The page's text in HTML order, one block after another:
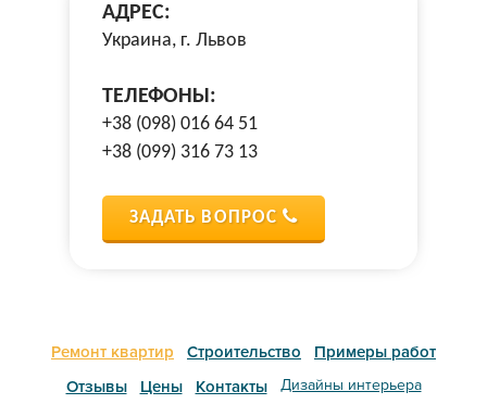
АДРЕС:
Украина, г. Львов
ТЕЛЕФОНЫ:
+38 (098) 016 64 51
+38 (099) 316 73 13
ЗАДАТЬ ВОПРОС
Ремонт квартир Строительство
Примеры работ
Отзывы
Цены Контакты Дизайны интерьера